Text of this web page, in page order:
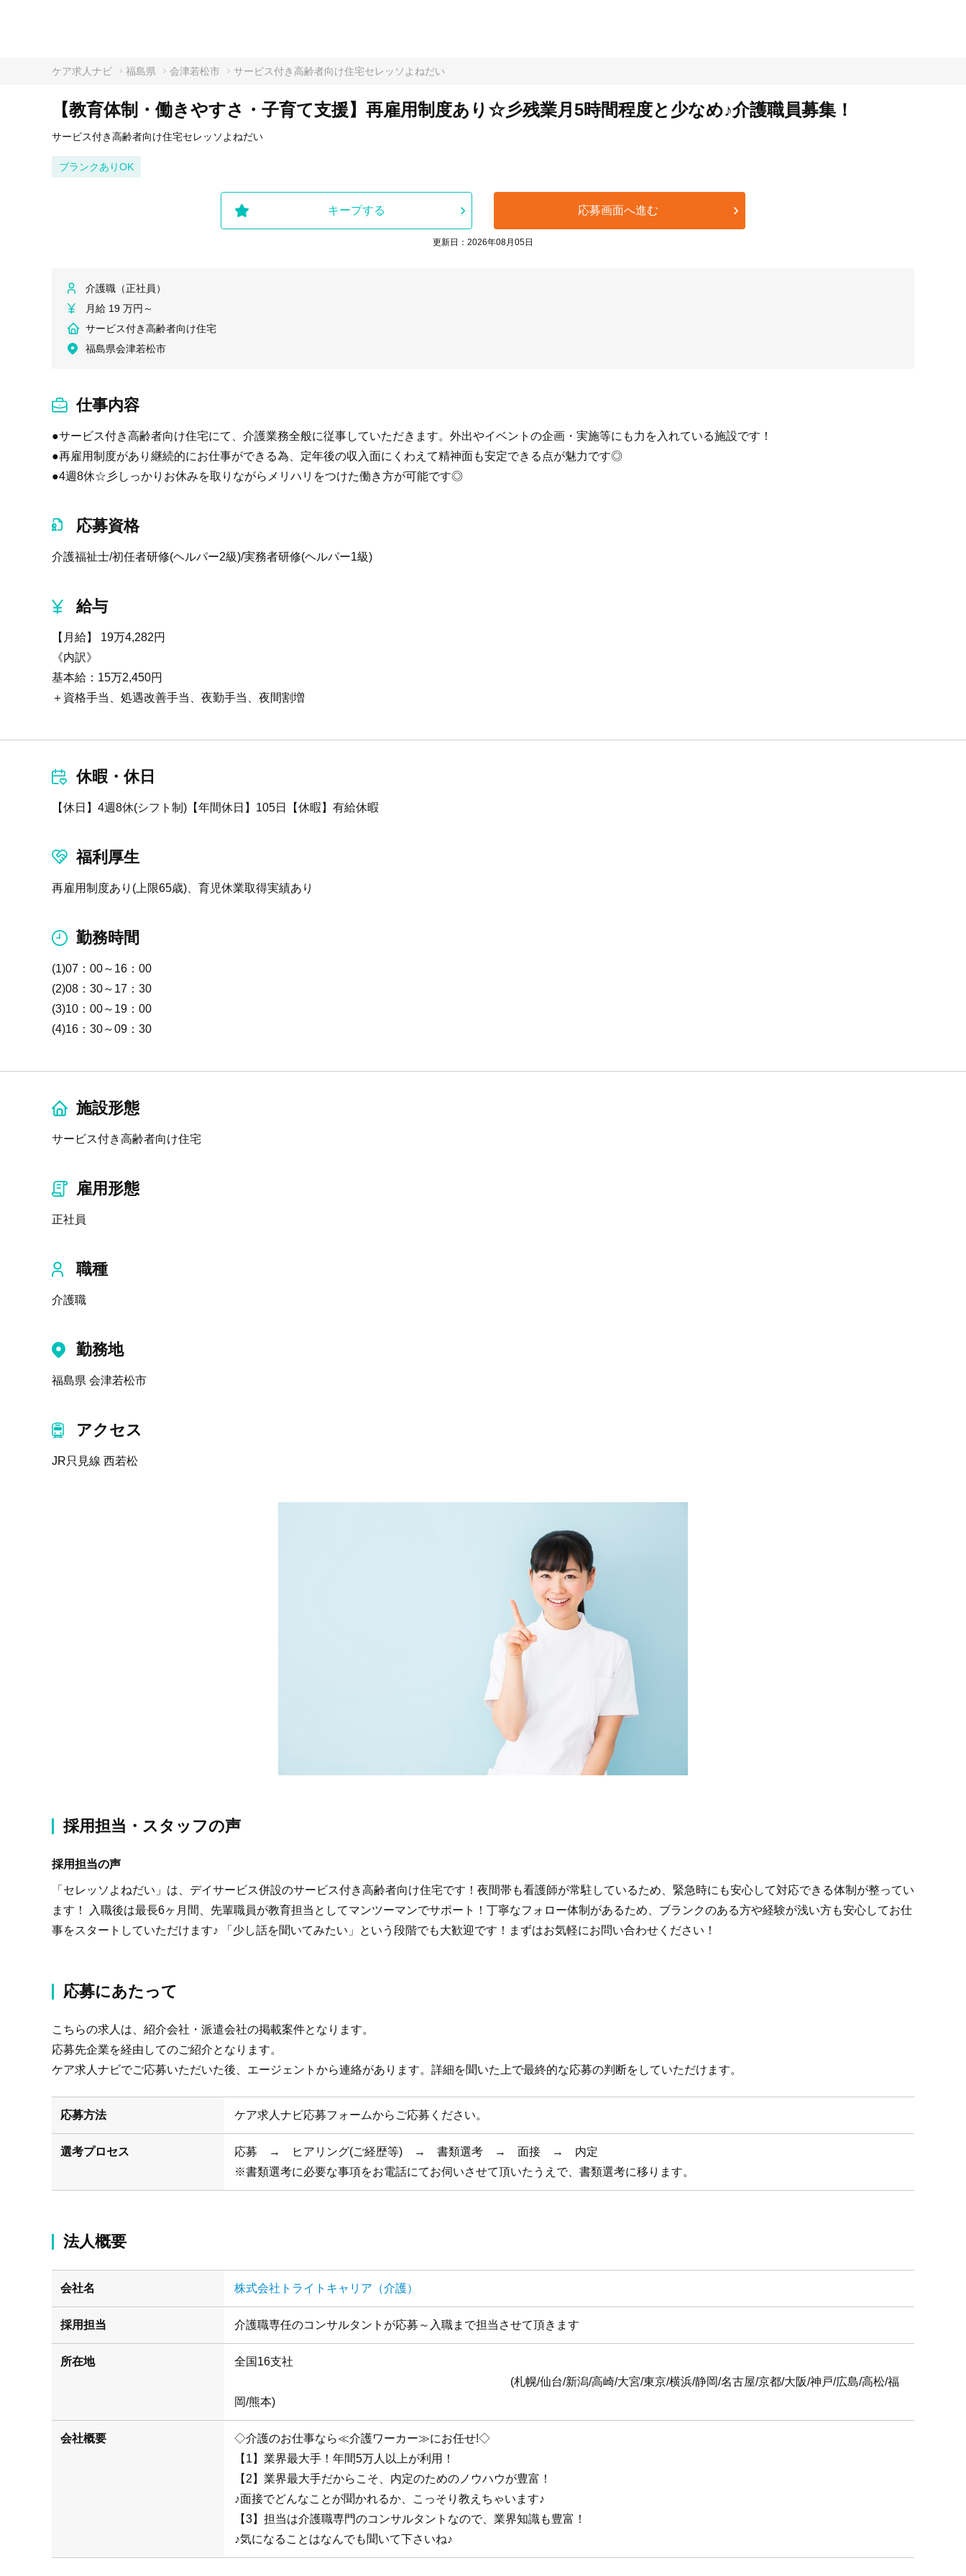
ケア求人ナビ 福島県 会津若松市 サービス付き高齢者向け住宅セレッソよねだい
【教育体制・働きやすさ・子育て支援】再雇用制度あり☆彡残業月5時間程度と少なめ♪介護職員募集！
サービス付き高齢者向け住宅セレッソよねだい
ブランクありOK
キープする 応募画面へ進む
更新日：2026年08月05日
介護職（正社員）
月給 19 万円～
サービス付き高齢者向け住宅
福島県会津若松市
仕事内容
●サービス付き高齢者向け住宅にて、介護業務全般に従事していただきます。外出やイベントの企画・実施等にも力を入れている施設です！
●再雇用制度があり継続的にお仕事ができる為、定年後の収入面にくわえて精神面も安定できる点が魅力です◎
●4週8休☆彡しっかりお休みを取りながらメリハリをつけた働き方が可能です◎
応募資格
介護福祉士/初任者研修(ヘルパー2級)/実務者研修(ヘルパー1級)
給与
【月給】 19万4,282円
《内訳》
基本給：15万2,450円
＋資格手当、処遇改善手当、夜勤手当、夜間割増
休暇・休日
【休日】4週8休(シフト制)【年間休日】105日【休暇】有給休暇
福利厚生
再雇用制度あり(上限65歳)、育児休業取得実績あり
勤務時間
(1)07：00～16：00
(2)08：30～17：30
(3)10：00～19：00
(4)16：30～09：30
施設形態
サービス付き高齢者向け住宅
雇用形態
正社員
職種
介護職
勤務地
福島県 会津若松市
アクセス
JR只見線 西若松
採用担当・スタッフの声
採用担当の声
「セレッソよねだい」は、デイサービス併設のサービス付き高齢者向け住宅です！夜間帯も看護師が常駐しているため、緊急時にも安心して対応できる体制が整ってい
ます！ 入職後は最長6ヶ月間、先輩職員が教育担当としてマンツーマンでサポート！丁寧なフォロー体制があるため、ブランクのある方や経験が浅い方も安心してお仕
事をスタートしていただけます♪ 「少し話を聞いてみたい」という段階でも大歓迎です！まずはお気軽にお問い合わせください！
応募にあたって
こちらの求人は、紹介会社・派遣会社の掲載案件となります。
応募先企業を経由してのご紹介となります。
ケア求人ナビでご応募いただいた後、エージェントから連絡があります。詳細を聞いた上で最終的な応募の判断をしていただけます。
応募方法 ケア求人ナビ応募フォームからご応募ください。
選考プロセス
応募 → ヒアリング(ご経歴等) → 書類選考 → 面接 → 内定
※書類選考に必要な事項をお電話にてお伺いさせて頂いたうえで、書類選考に移ります。
法人概要
会社名 株式会社トライトキャリア（介護）
採用担当 介護職専任のコンサルタントが応募～入職まで担当させて頂きます
所在地
全国16支社
(札幌/仙台/新潟/高崎/大宮/東京/横浜/静岡/名古屋/京都/大阪/神戸/広島/高松/福
岡/熊本)
会社概要
◇介護のお仕事なら≪介護ワーカー≫にお任せ!◇
【1】業界最大手！年間5万人以上が利用！
【2】業界最大手だからこそ、内定のためのノウハウが豊富！
♪面接でどんなことが聞かれるか、こっそり教えちゃいます♪
【3】担当は介護職専門のコンサルタントなので、業界知識も豊富！
♪気になることはなんでも聞いて下さいね♪